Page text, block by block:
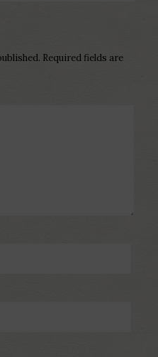
Required fields are